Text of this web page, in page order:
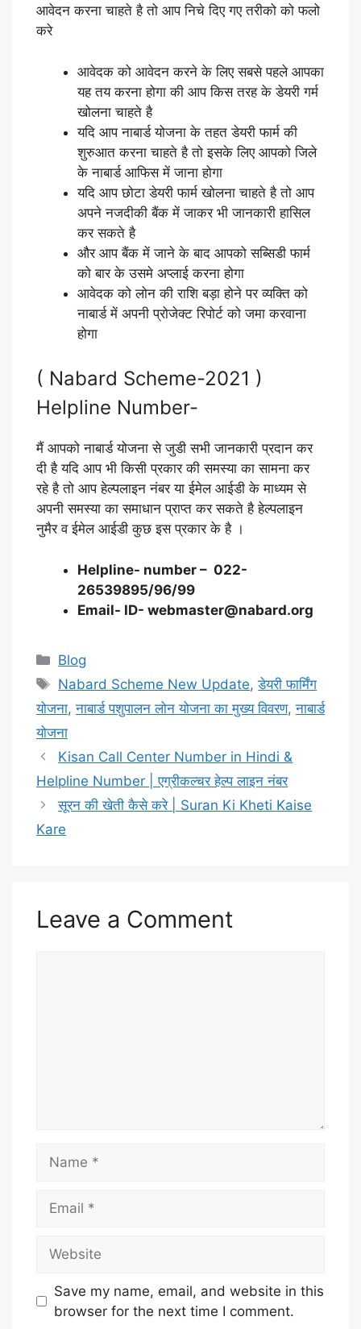
आवेदन करना चाहते है तो आप निचे दिए गए तरीको को फलो
करे
आवेदक को आवेदन करने के लिए सबसे पहले आपका
यह तय करना होगा की आप किस तरह के डेयरी गर्म
खोलना चाहते है
यदि आप नाबार्ड योजना के तहत डेयरी फार्म की
शुरुआत करना चाहते है तो इसके लिए आपको जिले
के नाबार्ड आफिस में जाना होगा
यदि आप छोटा डेयरी फार्म खोलना चाहते है तो आप
अपने नजदीकी बैंक में जाकर भी जानकारी हासिल
कर सकते है
और आप बैंक में जाने के बाद आपको सब्सिडी फार्म
को बार के उसमे अप्लाई करना होगा
आवेदक को लोन की राशि बड़ा होने पर व्यक्ति को
नाबार्ड में अपनी प्रोजेक्ट रिपोर्ट को जमा करवाना
होगा
( Nabard Scheme-2021 )
Helpline Number-
मैं आपको नाबार्ड योजना से जुडी सभी जानकारी प्रदान कर
दी है यदि आप भी किसी प्रकार की समस्या का सामना कर
रहे है तो आप हेल्पलाइन नंबर या ईमेल आईडी के माध्यम से
अपनी समस्या का समाधान प्राप्त कर सकते है हेल्पलाइन
नुमैर व ईमेल आईडी कुछ इस प्रकार के है ।
Helpline- number – 022-
26539895/96/99
Email- ID- webmaster@nabard.org
Categories
Blog
Tags
Nabard Scheme New Update,डेयरी फार्मिंग
योजना,नाबार्ड पशुपालन लोन योजना का मुख्य विवरण,नाबार्ड
योजना
Kisan Call Center Number in Hindi &
Helpline Number | एग्रीकल्चर हेल्प लाइन नंबर
सूरन की खेती कैसे करे | Suran Ki Kheti Kaise
Kare
Leave a Comment
Save my name, email, and website in this
browser for the next time I comment.